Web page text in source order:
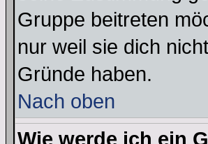
Gruppe beitreten
nur weil sie dich
Gründe haben.
Nach oben
Wie werde ich ein